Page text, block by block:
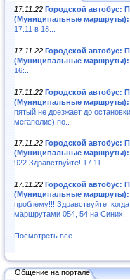
17.11.22 Городской автобус:
(Муниципальные маршруты):
17.11 в 18...
17.11.22 Городской автобус:
(Муниципальные маршруты):
16:..
17.11.22 Городской автобус:
(Муниципальные маршруты):
пятый не доезжает до
мегаполис),по..
17.11.22 Городской автобус:
(Муниципальные маршруты):
922.Здравствуйте! 17.11...
17.11.22 Городской автобус:
(Муниципальные маршруты):
проблему!!!.Здравствуйте,
маршрутами 054, 54 на Синих..
Посмотреть все
Общение на портале